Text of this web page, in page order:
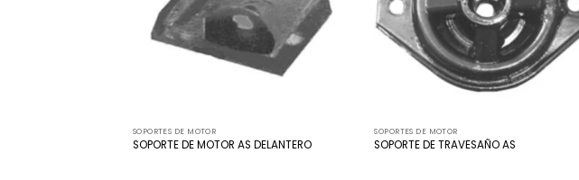
SOPORTES DE MOTOR
SOPORTE DE MOTOR AS DELANTERO
SOPORTES DE MOTOR
SOPORTE DE TRAVESAÑO AS